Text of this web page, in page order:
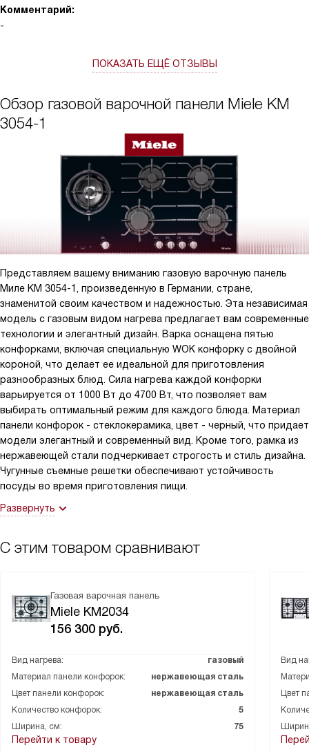
Комментарий:
-
ПОКАЗАТЬ ЕЩЁ ОТЗЫВЫ
Обзор газовой варочной панели Miele KM
3054-1
Представляем вашему вниманию газовую варочную панель
Миле KM 3054-1, произведенную в Германии, стране,
знаменитой своим качеством и надежностью. Эта независимая
модель с газовым видом нагрева предлагает вам современные
технологии и элегантный дизайн. Варка оснащена пятью
конфорками, включая специальную WOK конфорку с двойной
короной, что делает ее идеальной для приготовления
разнообразных блюд. Сила нагрева каждой конфорки
варьируется от 1000 Вт до 4700 Вт, что позволяет вам
выбирать оптимальный режим для каждого блюда. Материал
панели конфорок - стеклокерамика, цвет - черный, что придает
модели элегантный и современный вид. Кроме того, рамка из
нержавеющей стали подчеркивает строгость и стиль дизайна.
Чугунные съемные решетки обеспечивают устойчивость
посуды во время приготовления пищи.
Развернуть
С этим товаром сравнивают
Газовая варочная панель
Miele KM2034
156 300 руб.
Вид нагрева:
газовый
Материал панели конфорок:
нержавеющая сталь
Цвет панели конфорок:
нержавеющая сталь
Количество конфорок:
5
Ширина, см:
75
Перейти к товару
Вид
Цвет